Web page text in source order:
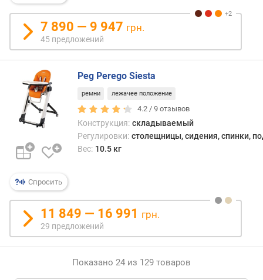
7 890 — 9 947 грн.
45 предложений
Спросить
Peg Perego Siesta
ремни лежачее положение
4.2 /9 отзывов
Конструкция: складываемый
Регулировки: столещницы, сидения, спинки,
Вес: 10.5 кг
11 849 — 16 991 грн.
29 предложений
Показано 24 из 129 товаров